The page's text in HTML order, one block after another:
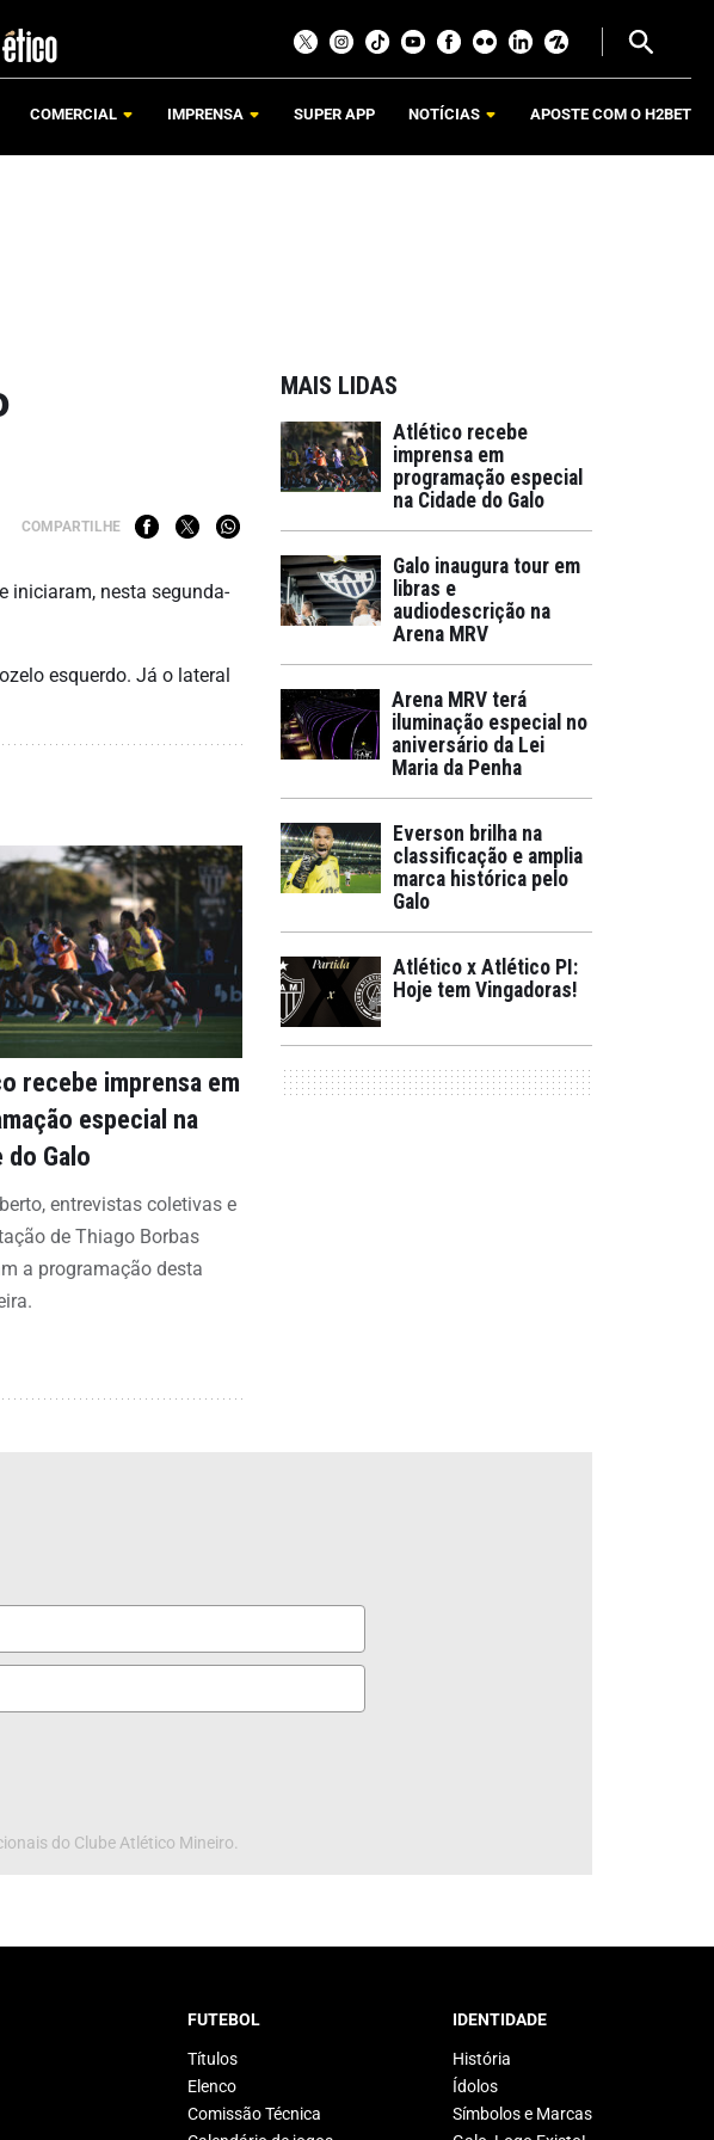
COMERCIAL IMPRENSA SUPER APP NOTÍCIAS APOSTE COM O H2BET
COMPARTILHE
iniciaram, nesta segunda-
esquerdo. Já o lateral
recebe imprensa em
especial na
do Galo
entrevistas coletivas e
de Thiago Borbas
a programação desta
MAIS LIDAS
Atlético recebe
imprensa em
programação especial
na Cidade do Galo
Galo inaugura tour em
libras e
audiodescrição na
Arena MRV
Arena MRV terá
iluminação especial no
aniversário da Lei
Maria da Penha
Everson brilha na
classificação e amplia
marca histórica pelo
Galo
Atlético x Atlético PI:
Hoje tem Vingadoras!
do Clube Atlético Mineiro.
FUTEBOL
Títulos
Elenco
Comissão Técnica
IDENTIDADE
História
Ídolos
Símbolos e Marcas